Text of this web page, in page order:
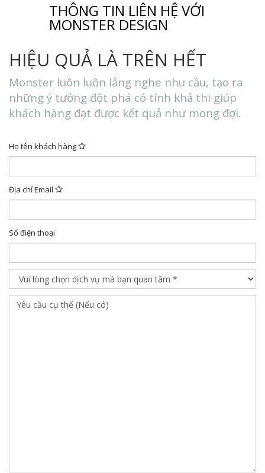
THÔNG TIN LIÊN HỆ VỚI
MONSTER DESIGN
HIỆU QUẢ LÀ TRÊN HẾT
Monster luôn luôn lắng nghe nhu cầu, tạo ra
những ý tưởng đột phá có tính khả thi giúp
khách hàng đạt được kết quả như mong đợi.
Họ tên khách hàng
Địa chỉ Email
Số điện thoại